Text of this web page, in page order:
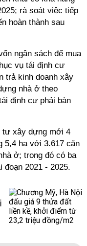
rà soát việc tiếp
hoàn thành sau
ngân sách để mua
vụ tái định cư
trả kinh doanh xây
nhà ở theo
định cư phải bàn
tư xây dựng mới 4
5,4 ha với 3.617 căn
ở; trong đó có ba
đoạn 2021 - 2025.